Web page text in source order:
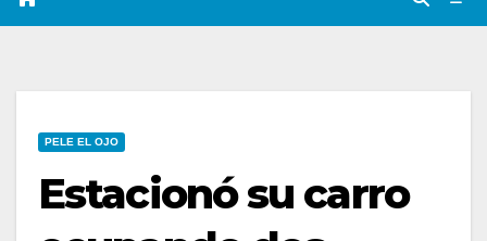
PELE EL OJO
Estacionó su carro